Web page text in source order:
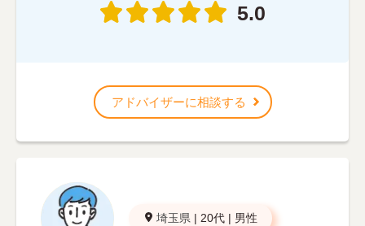
5.0
アドバイザーに相談する
埼玉県 | 20代 | 男性